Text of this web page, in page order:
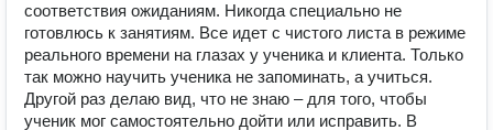
соответствия ожиданиям. Никогда специально не
готовлюсь к занятиям. Все идет с чистого листа в режиме
реального времени на глазах у ученика и клиента. Только
так можно научить ученика не запоминать, а учиться.
Другой раз делаю вид, что не знаю – для того, чтобы
ученик мог самостоятельно дойти или исправить. В